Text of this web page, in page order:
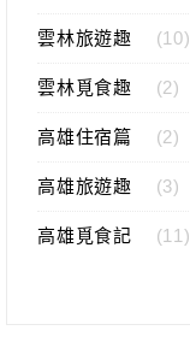
雲林旅遊趣 (10)
雲林覓食趣 (2)
高雄住宿篇 (2)
高雄旅遊趣 (3)
高雄覓食記 (11)